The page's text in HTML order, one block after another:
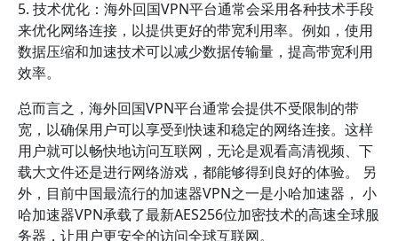
5. 技术优化：海外回国VPN平台通常会采用各种技术手段
来优化网络连接，以提供更好的带宽利用率。例如，使用
数据压缩和加速技术可以减少数据传输量，提高带宽利用
效率。
总而言之，海外回国VPN平台通常会提供不受限制的带
宽，以确保用户可以享受到快速和稳定的网络连接。这样
用户就可以畅快地访问互联网，无论是观看高清视频、下
载大文件还是进行网络游戏，都能够得到良好的体验。 另
外，目前中国最流行的加速器VPN之一是小哈加速器， 小
哈加速器VPN承载了最新AES256位加密技术的高速全球服
务器，让用户更安全的访问全球互联网。